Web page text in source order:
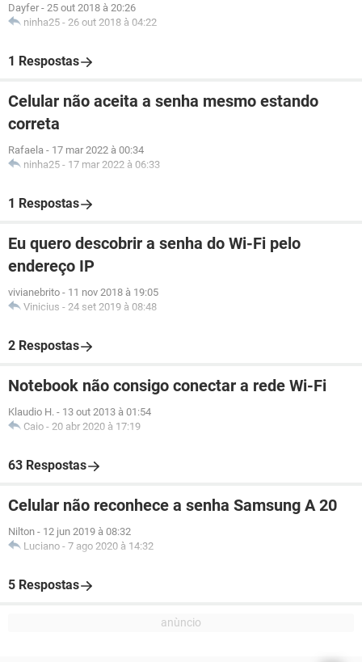
Dayfer - 25 out 2018 à 20:26
ninha25 - 26 out 2018 à 04:22
1 Respostas
Celular não aceita a senha mesmo estando
correta
Rafaela - 17 mar 2022 à 00:34
ninha25 - 17 mar 2022 à 06:33
1 Respostas
Eu quero descobrir a senha do Wi-Fi pelo
endereço IP
vivianebrito - 11 nov 2018 à 19:05
Vinicius - 24 set 2019 à 08:48
2 Respostas
Notebook não consigo conectar a rede Wi-Fi
Klaudio H. - 13 out 2013 à 01:54
Caio - 20 abr 2020 à 17:19
63 Respostas
Celular não reconhece a senha Samsung A 20
Nilton - 12 jun 2019 à 08:32
Luciano - 7 ago 2020 à 14:32
5 Respostas